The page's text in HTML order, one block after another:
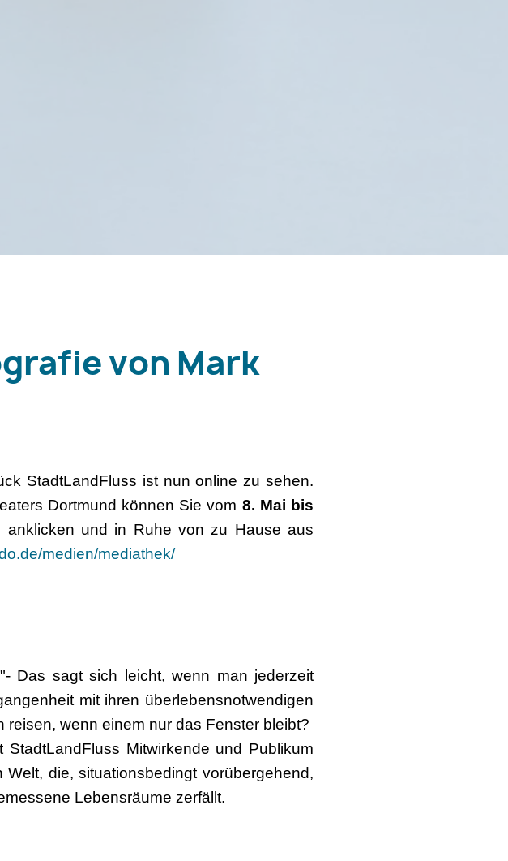
von Mark
StadtLandFluss ist nun online zu sehen.
Dortmund können Sie vom 8. Mai bis
anklicken und in Ruhe von zu Hause aus
medien/mediathek/
Das sagt sich leicht, wenn man jederzeit
mit ihren überlebensnotwendigen
wenn einem nur das Fenster bleibt?
Mitwirkende und Publikum
die, situationsbedingt vorübergehend,
Lebensräume zerfällt.